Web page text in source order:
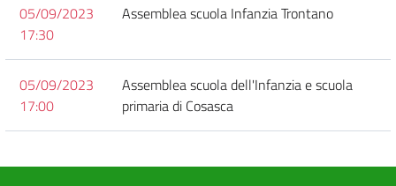
05/09/2023
17:30
Assemblea scuola Infanzia Trontano
05/09/2023
17:00
Assemblea scuola dell'Infanzia e scuola
primaria di Cosasca